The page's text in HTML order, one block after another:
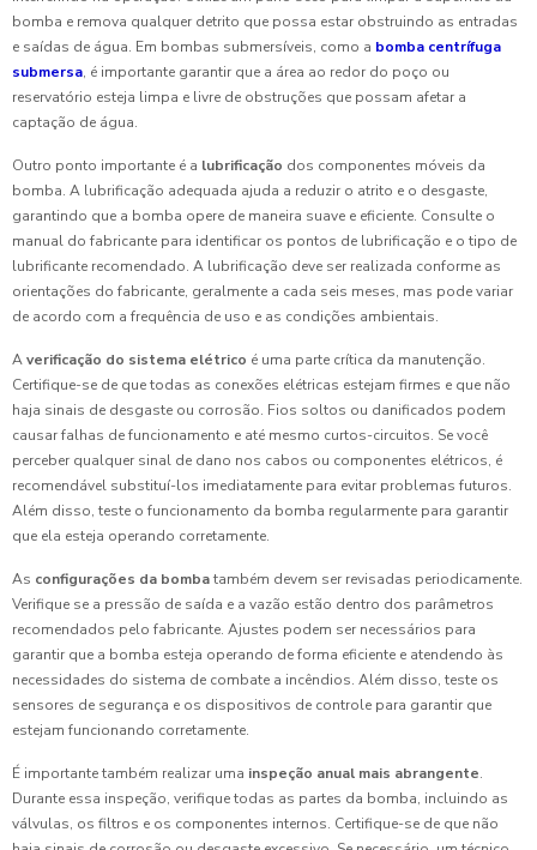
bomba e remova qualquer detrito que possa estar obstruindo as entradas
e saídas de água. Em bombas submersíveis, como a bomba centrífuga
submersa, é importante garantir que a área ao redor do poço ou
reservatório esteja limpa e livre de obstruções que possam afetar a
captação de água.
Outro ponto importante é a lubrificação dos componentes móveis da
bomba. A lubrificação adequada ajuda a reduzir o atrito e o desgaste,
garantindo que a bomba opere de maneira suave e eficiente. Consulte o
manual do fabricante para identificar os pontos de lubrificação e o tipo de
lubrificante recomendado. A lubrificação deve ser realizada conforme as
orientações do fabricante, geralmente a cada seis meses, mas pode variar
de acordo com a frequência de uso e as condições ambientais.
Averificação do sistema elétrico é uma parte crítica da manutenção.
Certifique-se de que todas as conexões elétricas estejam firmes e que não
haja sinais de desgaste ou corrosão. Fios soltos ou danificados podem
causar falhas de funcionamento e até mesmo curtos-circuitos. Se você
perceber qualquer sinal de dano nos cabos ou componentes elétricos, é
recomendável substituí-los imediatamente para evitar problemas futuros.
Além disso, teste o funcionamento da bomba regularmente para garantir
que ela esteja operando corretamente.
As configurações da bombatambém devem ser revisadas periodicamente.
Verifique se a pressão de saída e a vazão estão dentro dos parâmetros
recomendados pelo fabricante. Ajustes podem ser necessários para
garantir que a bomba esteja operando de forma eficiente e atendendo às
necessidades do sistema de combate a incêndios. Além disso, teste os
sensores de segurança e os dispositivos de controle para garantir que
estejam funcionando corretamente.
É importante também realizar uma inspeção anual mais abrangente.
Durante essa inspeção, verifique todas as partes da bomba, incluindo as
válvulas, os filtros e os componentes internos. Certifique-se de que não